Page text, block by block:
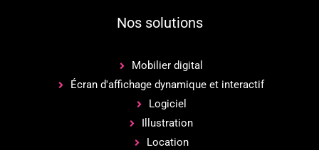
Nos solutions
Mobilier digital
Écran d'affichage dynamique et interactif
Logiciel
Illustration
Location